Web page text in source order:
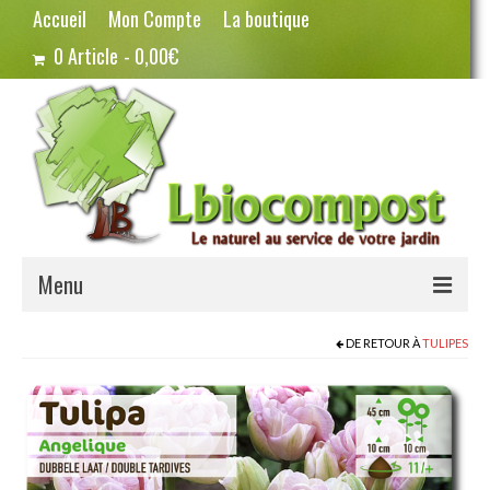
Accueil Mon Compte
La boutique
0 Article
0,00€
Menu
Potager – Graines
Haricots
Pois
DE RETOUR ÀTULIPES